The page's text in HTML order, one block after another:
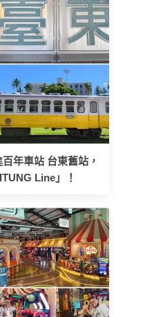
年車站 台東舊站，
Line」！